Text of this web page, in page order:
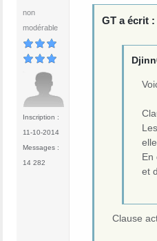
non
modérable
Inscription :
11-10-2014
Messages :
14 282
GT a écrit :
En
et
Clause